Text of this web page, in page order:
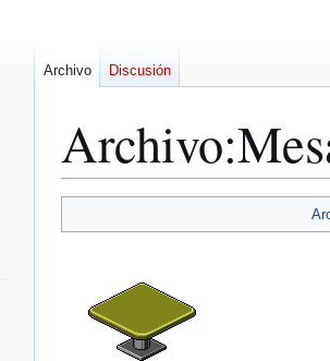
Archivo:
a
navegación
a
Archivo Discusión